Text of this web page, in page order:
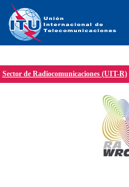
Sector de Radiocomunicaciones (UIT-R)